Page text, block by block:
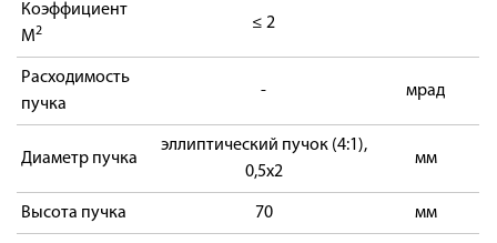
Коэффициент
M2 ≤ 2
Расходимость
пучка
- мрад
Диаметр пучка
эллиптический пучок (4:1),
0,5х2
мм
Высота пучка 70 мм